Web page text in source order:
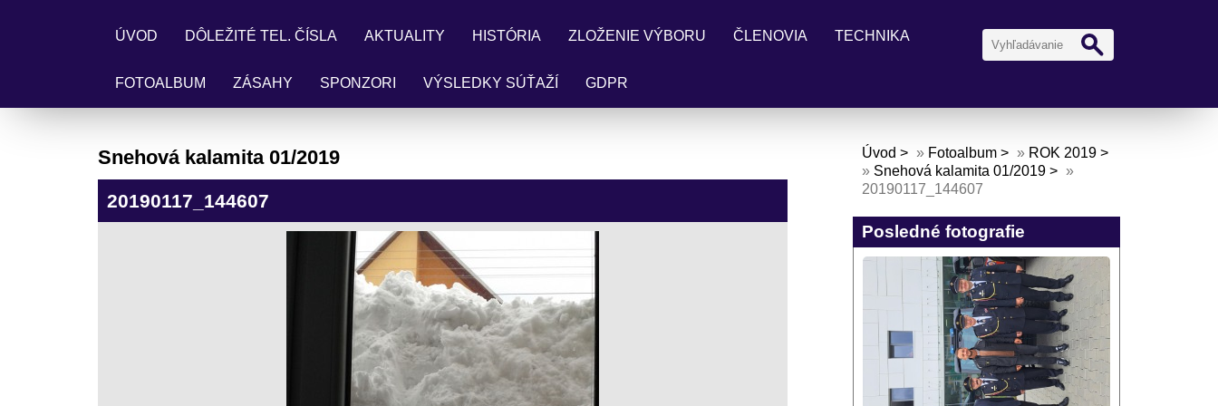
ÚVOD DÔLEŽITÉ TEL. ČÍSLA AKTUALITY HISTÓRIA ZLOŽENIE VÝBORU ČLENOVIA TECHNIKA
FOTOALBUM ZÁSAHY SPONZORI VÝSLEDKY SÚŤAŽÍ GDPR
Snehová kalamita 01/2019
20190117_144607
Úvod » Fotoalbum » ROK 2019
» Snehová kalamita 01/2019
»
20190117_144607
Posledné fotografie